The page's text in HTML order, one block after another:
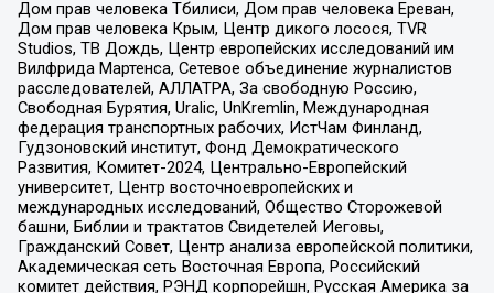
Дом прав человека Тбилиси, Дом прав человека Ереван,
Дом прав человека Крым, Центр дикого лосося, TVR
Studios, ТВ Дождь, Центр европейских исследований им
Вилфрида Мартенса, Сетевое объединение журналистов
расследователей, АЛЛАТРА, За свободную Россию,
Свободная Бурятия, Uralic, UnKremlin, Международная
федерация транспортных рабочих, ИстЧам Финланд,
Гудзоновский институт, Фонд Демократического
Развития, Комитет-2024, Центрально-Европейский
университет, Центр восточноевропейских и
международных исследований, Общество Сторожевой
башни, Библии и трактатов Свидетелей Иеговы,
Гражданский Совет, Центр анализа европейской политики,
Академическая сеть Восточная Европа, Российский
комитет действия, РЭНД корпорейшн, Русская Америка за